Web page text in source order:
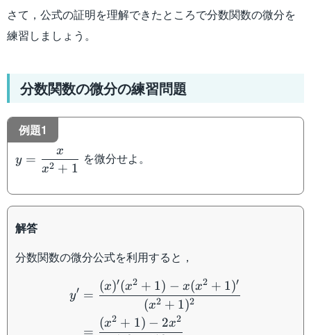
さて，公式の証明を理解できたところで分数関数の微分を
練習しましょう。
分数関数の微分の練習問題
例題1
y=\dfrac{x}
{x^2+1}
y =
x2 + 1
x
を微分せよ。
解答
分数関数の微分公式を利用すると，
\begin{aligned} y'&=
y′ =
(x2 + 1)2
(x)′(x2 + 1) − x(x2 + 1)′
=
(x2 + 1) − 2x2